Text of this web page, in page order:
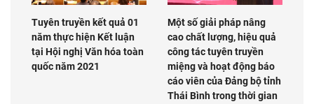
Tuyên truyền kết quả 01
năm thực hiện Kết luận
tại Hội nghị Văn hóa toàn
quốc năm 2021
Một số giải pháp nâng
cao chất lượng, hiệu quả
công tác tuyên truyền
miệng và hoạt động báo
cáo viên của Đảng bộ tỉnh
Thái Bình trong thời gian